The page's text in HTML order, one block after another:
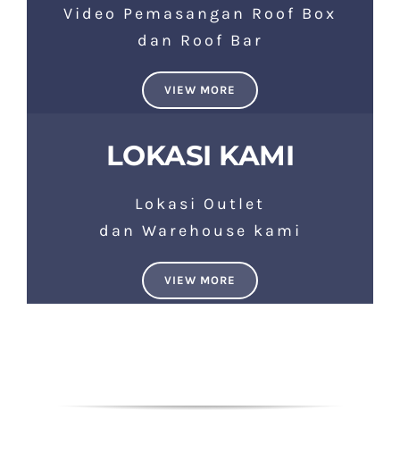
Video Pemasangan Roof Box
dan Roof Bar
VIEW MORE
LOKASI KAMI
Lokasi Outlet
dan Warehouse kami
VIEW MORE